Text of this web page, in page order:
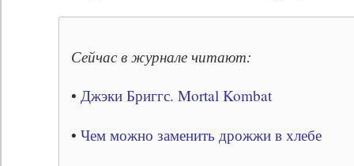
Сейчас в журнале читают:
• Джэки Бриггс. Mortal Kombat
• Чем можно заменить дрожжи в хлебе